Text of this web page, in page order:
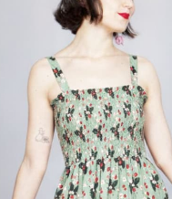
Diseño
las tallas
para el